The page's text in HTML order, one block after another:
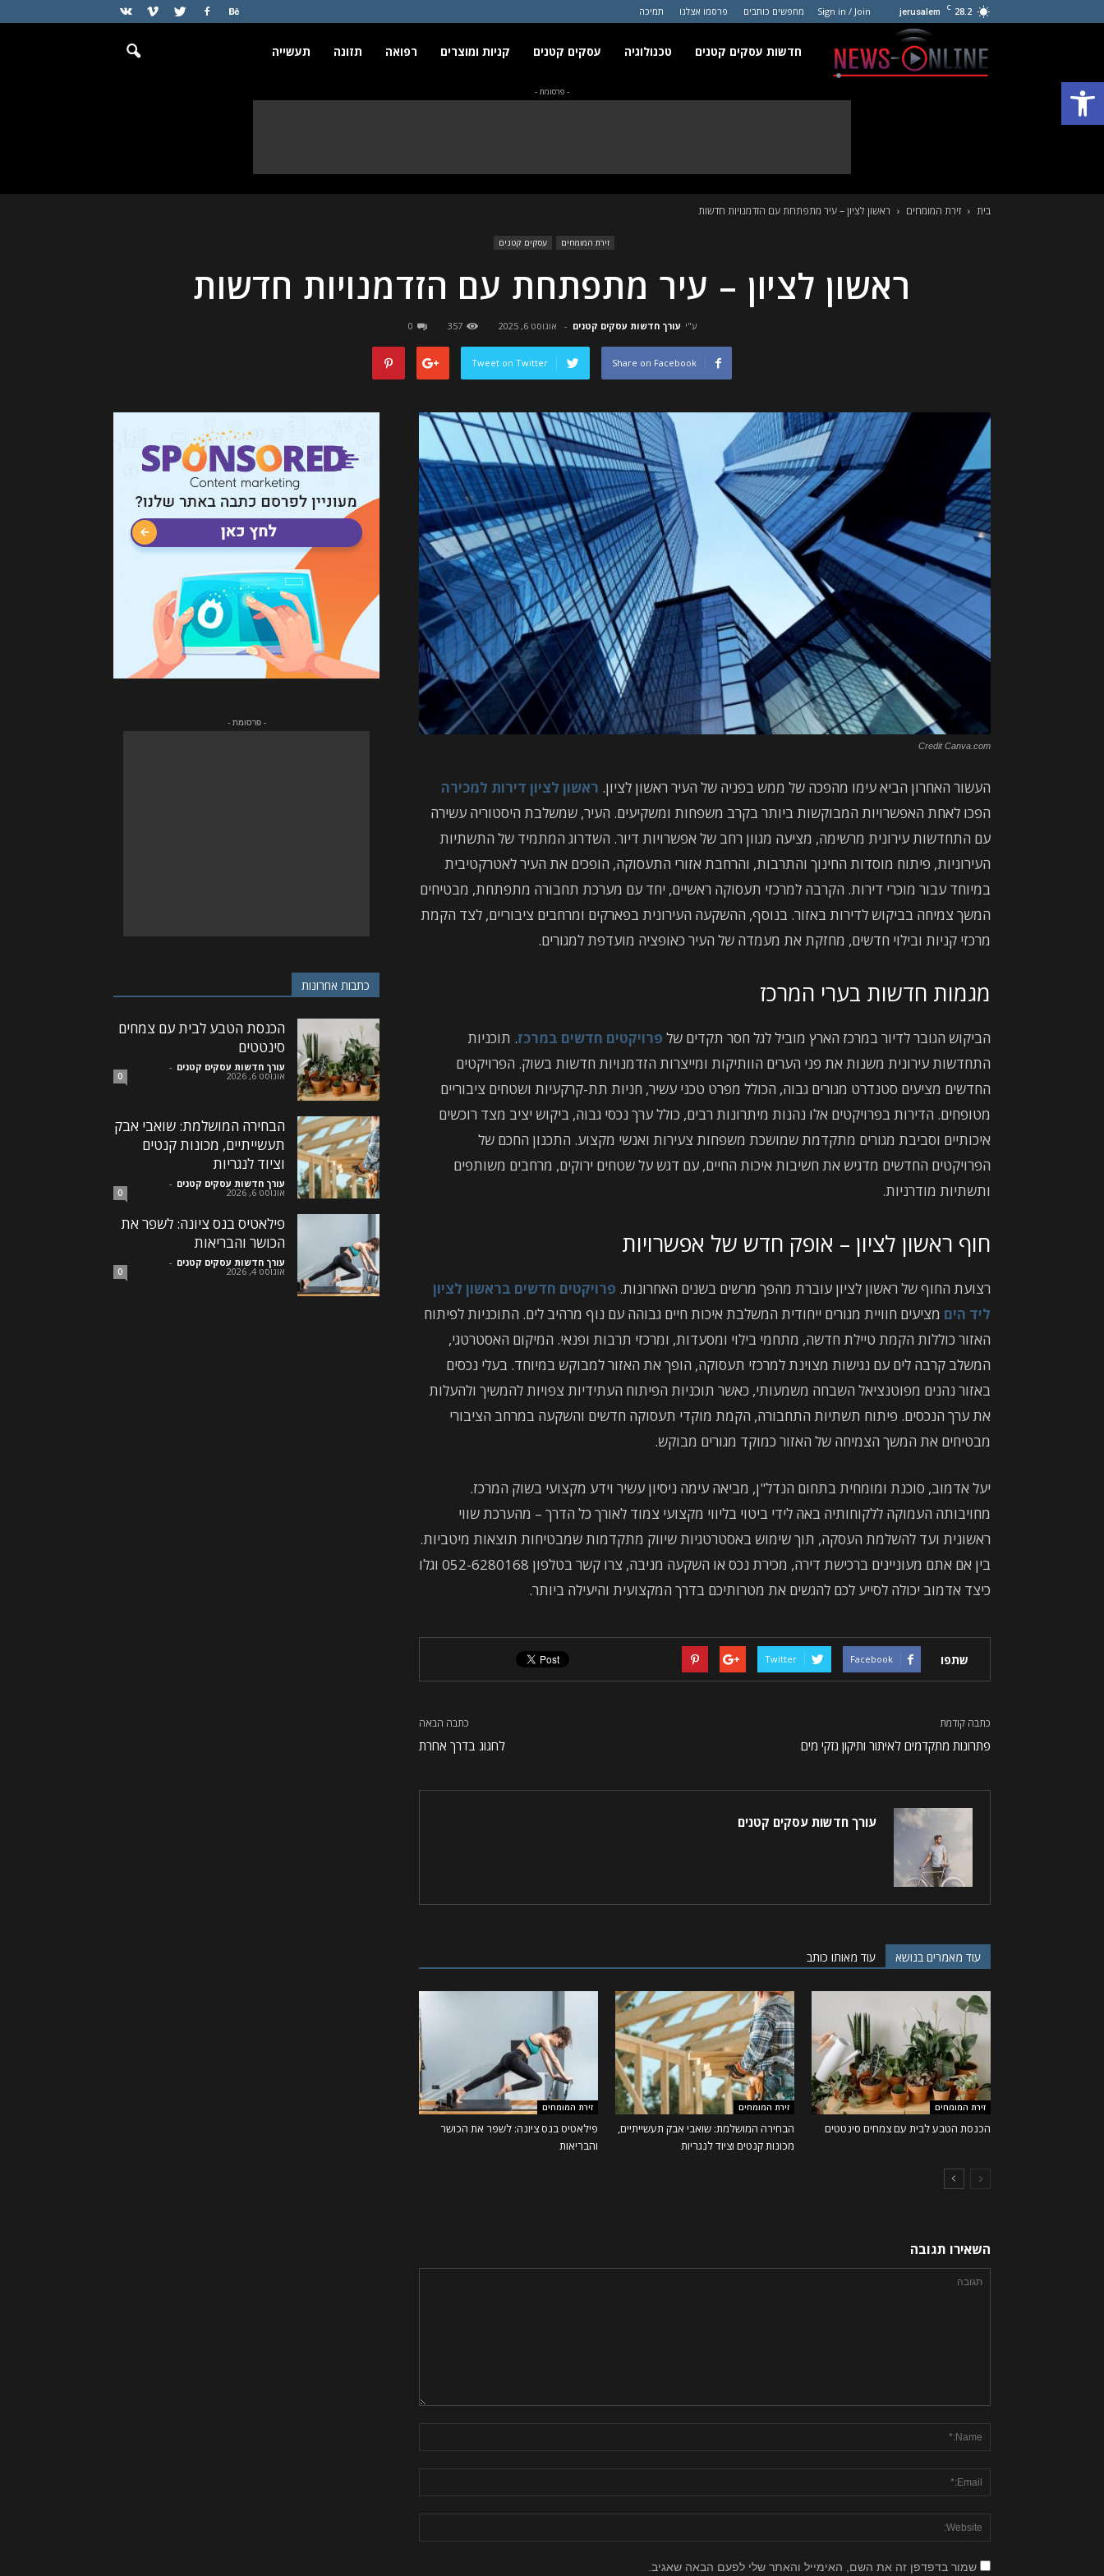
פתח סרגל נגישות
28.2
C
jerusalem
Sign in / Join מחפשים כותבים פרסמו אצלנו תמיכה
חדשות
חדשות עסקים קטנים טכנולוגיה עסקים קטנים קניות ומוצרים רפואה תזונה תעשייה
- פרסומת -
בית זירת המומחים ראשון לציון – עיר מתפתחת עם הזדמנויות חדשות
זירת המומחים עסקים קטנים
ראשון לציון – עיר מתפתחת עם הזדמנויות חדשות
ע"י עורך חדשות עסקים קטנים - אוגוסט 6, 2025 357
0
Share on Facebook
Tweet on Twitter
Credit Canva.com
העשור האחרון הביא עימו מהפכה של ממש בפניה של העיר ראשון לציון. ראשון לציון דירות למכירה
הפכו לאחת האפשרויות המבוקשות ביותר בקרב משפחות ומשקיעים. העיר, שמשלבת היסטוריה עשירה
עם התחדשות עירונית מרשימה, מציעה מגוון רחב של אפשרויות דיור. השדרוג המתמיד של התשתיות
העירוניות, פיתוח מוסדות החינוך והתרבות, והרחבת אזורי התעסוקה, הופכים את העיר לאטרקטיבית
במיוחד עבור מוכרי דירות. הקרבה למרכזי תעסוקה ראשיים, יחד עם מערכת תחבורה מתפתחת, מבטיחים
המשך צמיחה בביקוש לדירות באזור. בנוסף, ההשקעה העירונית בפארקים ומרחבים ציבוריים, לצד הקמת
מרכזי קניות ובילוי חדשים, מחזקת את מעמדה של העיר כאופציה מועדפת למגורים.
מגמות חדשות בערי המרכז
הביקוש הגובר לדיור במרכז הארץ מוביל לגל חסר תקדים של פרויקטים חדשים במרכז. תוכניות
התחדשות עירונית משנות את פני הערים הוותיקות ומייצרות הזדמנויות חדשות בשוק. הפרויקטים
החדשים מציעים סטנדרט מגורים גבוה, הכולל מפרט טכני עשיר, חניות תת-קרקעיות ושטחים ציבוריים
מטופחים. הדירות בפרויקטים אלו נהנות מיתרונות רבים, כולל ערך נכסי גבוה, ביקוש יציב מצד רוכשים
איכותיים וסביבת מגורים מתקדמת שמושכת משפחות צעירות ואנשי מקצוע. התכנון החכם של
הפרויקטים החדשים מדגיש את חשיבות איכות החיים, עם דגש על שטחים ירוקים, מרחבים משותפים
ותשתיות מודרניות.
חוף ראשון לציון – אופק חדש של אפשרויות
רצועת החוף של ראשון לציון עוברת מהפך מרשים בשנים האחרונות. פרויקטים חדשים בראשון לציון
ליד הים מציעים חוויית מגורים ייחודית המשלבת איכות חיים גבוהה עם נוף מרהיב לים. התוכניות לפיתוח
האזור כוללות הקמת טיילת חדשה, מתחמי בילוי ומסעדות, ומרכזי תרבות ופנאי. המיקום האסטרטגי,
המשלב קרבה לים עם נגישות מצוינת למרכזי תעסוקה, הופך את האזור למבוקש במיוחד. בעלי נכסים
באזור נהנים מפוטנציאל השבחה משמעותי, כאשר תוכניות הפיתוח העתידיות צפויות להמשיך ולהעלות
את ערך הנכסים. פיתוח תשתיות התחבורה, הקמת מוקדי תעסוקה חדשים והשקעה במרחב הציבורי
מבטיחים את המשך הצמיחה של האזור כמוקד מגורים מבוקש.
יעל אדמוב, סוכנת ומומחית בתחום הנדל"ן, מביאה עימה ניסיון עשיר וידע מקצועי בשוק המרכז.
מחויבותה העמוקה ללקוחותיה באה לידי ביטוי בליווי מקצועי צמוד לאורך כל הדרך – מהערכת שווי
ראשונית ועד להשלמת העסקה, תוך שימוש באסטרטגיות שיווק מתקדמות שמבטיחות תוצאות מיטביות.
בין אם אתם מעוניינים ברכישת דירה, מכירת נכס או השקעה מניבה, צרו קשר בטלפון 052-6280168 וגלו
כיצד אדמוב יכולה לסייע לכם להגשים את מטרותיכם בדרך המקצועית והיעילה ביותר.
שתפו Facebook
Twitter
כתבה קודמת
פתרונות מתקדמים לאיתור ותיקון נזקי מים
כתבה הבאה
לחגוג בדרך אחרת
עורך חדשות עסקים קטנים
עוד מאמרים בנושא עוד מאותו כותב
זירת המומחים
הכנסת הטבע לבית עם צמחים סינטטים
זירת המומחים
הבחירה המושלמת: שואבי אבק תעשייתיים,
מכונות קנטים וציוד לנגריות
זירת המומחים
פילאטיס בנס ציונה: לשפר את הכושר
והבריאות
השאירו תגובה
שמור בדפדפן זה את השם, האימייל והאתר שלי לפעם הבאה שאגיב.
- פרסומת -
כתבות אחרונות
הכנסת הטבע לבית עם צמחים
סינטטים
עורך חדשות עסקים קטנים -
אוגוסט 6, 2026 0
הבחירה המושלמת: שואבי אבק
תעשייתיים, מכונות קנטים
וציוד לנגריות
עורך חדשות עסקים קטנים -
אוגוסט 6, 2026 0
פילאטיס בנס ציונה: לשפר את
הכושר והבריאות
עורך חדשות עסקים קטנים -
אוגוסט 4, 2026 0